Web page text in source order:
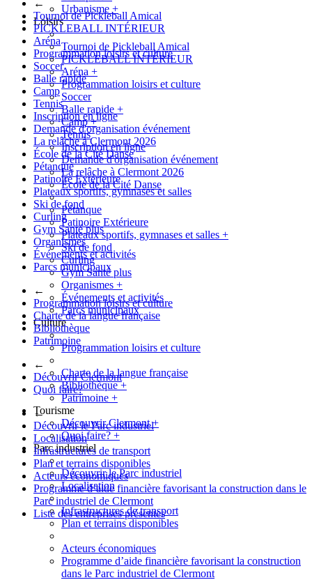
←
Tournoi de Pickleball Amical
PICKLEBALL INTÉRIEUR
Aréna
Programmation loisirs et culture
Soccer
Balle rapide
Camp
Tennis
Inscription en ligne
Demande d'organisation événement
La relâche à Clermont 2026
École de la Cité Danse
Pétanque
Patinoire Extérieure
Plateaux sportifs, gymnases et salles
Ski de fond
Curling
Gym Santé plus
Organismes
Événements et activités
Parcs municipaux
←
Programmation loisirs et culture
Charte de la langue française
Bibliothèque
Patrimoine
←
Découvrir Clermont
Quoi faire?
←
Découvrir le Parc industriel
Localisation
Infrastructures de transport
Plan et terrains disponibles
Acteurs économiques
Programme d’aide financière favorisant la construction dans le
Parc industriel de Clermont
Liste des entreprises présentes
Urbanisme +
Loisirs
Tournoi de Pickleball Amical
PICKLEBALL INTÉRIEUR
Aréna +
Programmation loisirs et culture
Soccer
Balle rapide +
Camp+
Tennis
Inscription en ligne
Demande d'organisation événement
La relâche à Clermont 2026
École de la Cité Danse
Pétanque
Patinoire Extérieure
Plateaux sportifs, gymnases et salles +
Ski de fond
Curling
Gym Santé plus
Organismes +
Événements et activités
Parcs municipaux
Culture
Programmation loisirs et culture
Charte de la langue française
Bibliothèque+
Patrimoine +
Tourisme
Découvrir Clermont+
Quoi faire? +
Parc industriel
Découvrir le Parc industriel
Localisation
Infrastructures de transport
Plan et terrains disponibles
Acteurs économiques
Programme d’aide financière favorisant la construction
dans le Parc industriel de Clermont